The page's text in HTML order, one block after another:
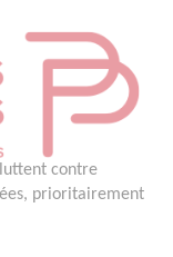
luttent contre
prioritairement